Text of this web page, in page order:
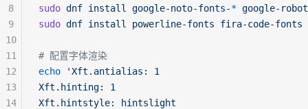
sudo dnf install google-noto-fonts-* google-
sudo dnf install powerline-fonts fira-code-fonts
# 配置字体渲染
echo 'Xft.antialias: 1
Xft.hinting: 1
Xft.hintstyle: hintslight
8
9
10
11
12
13
14